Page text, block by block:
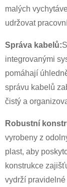
malých
udržovat
Správa kabelů:
integrovanými
pomáhají
správu kabelů
čistý a
Robustní
vyrobeny z
plast, aby
konstrukce
vydrží